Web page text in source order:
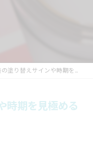
サインや時期を見極めるタイミングと季節の選び方
時期を見極める